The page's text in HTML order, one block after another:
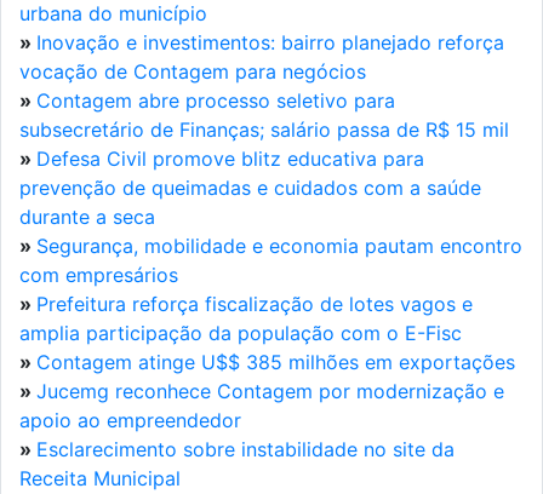
urbana do município
» Inovação e investimentos: bairro planejado reforça
vocação de Contagem para negócios
» Contagem abre processo seletivo para
subsecretário de Finanças; salário passa de R$ 15 mil
» Defesa Civil promove blitz educativa para
prevenção de queimadas e cuidados com a saúde
durante a seca
» Segurança, mobilidade e economia pautam encontro
com empresários
» Prefeitura reforça fiscalização de lotes vagos e
amplia participação da população com o E-Fisc
» Contagem atinge U$$ 385 milhões em exportações
» Jucemg reconhece Contagem por modernização e
apoio ao empreendedor
» Esclarecimento sobre instabilidade no site da
Receita Municipal